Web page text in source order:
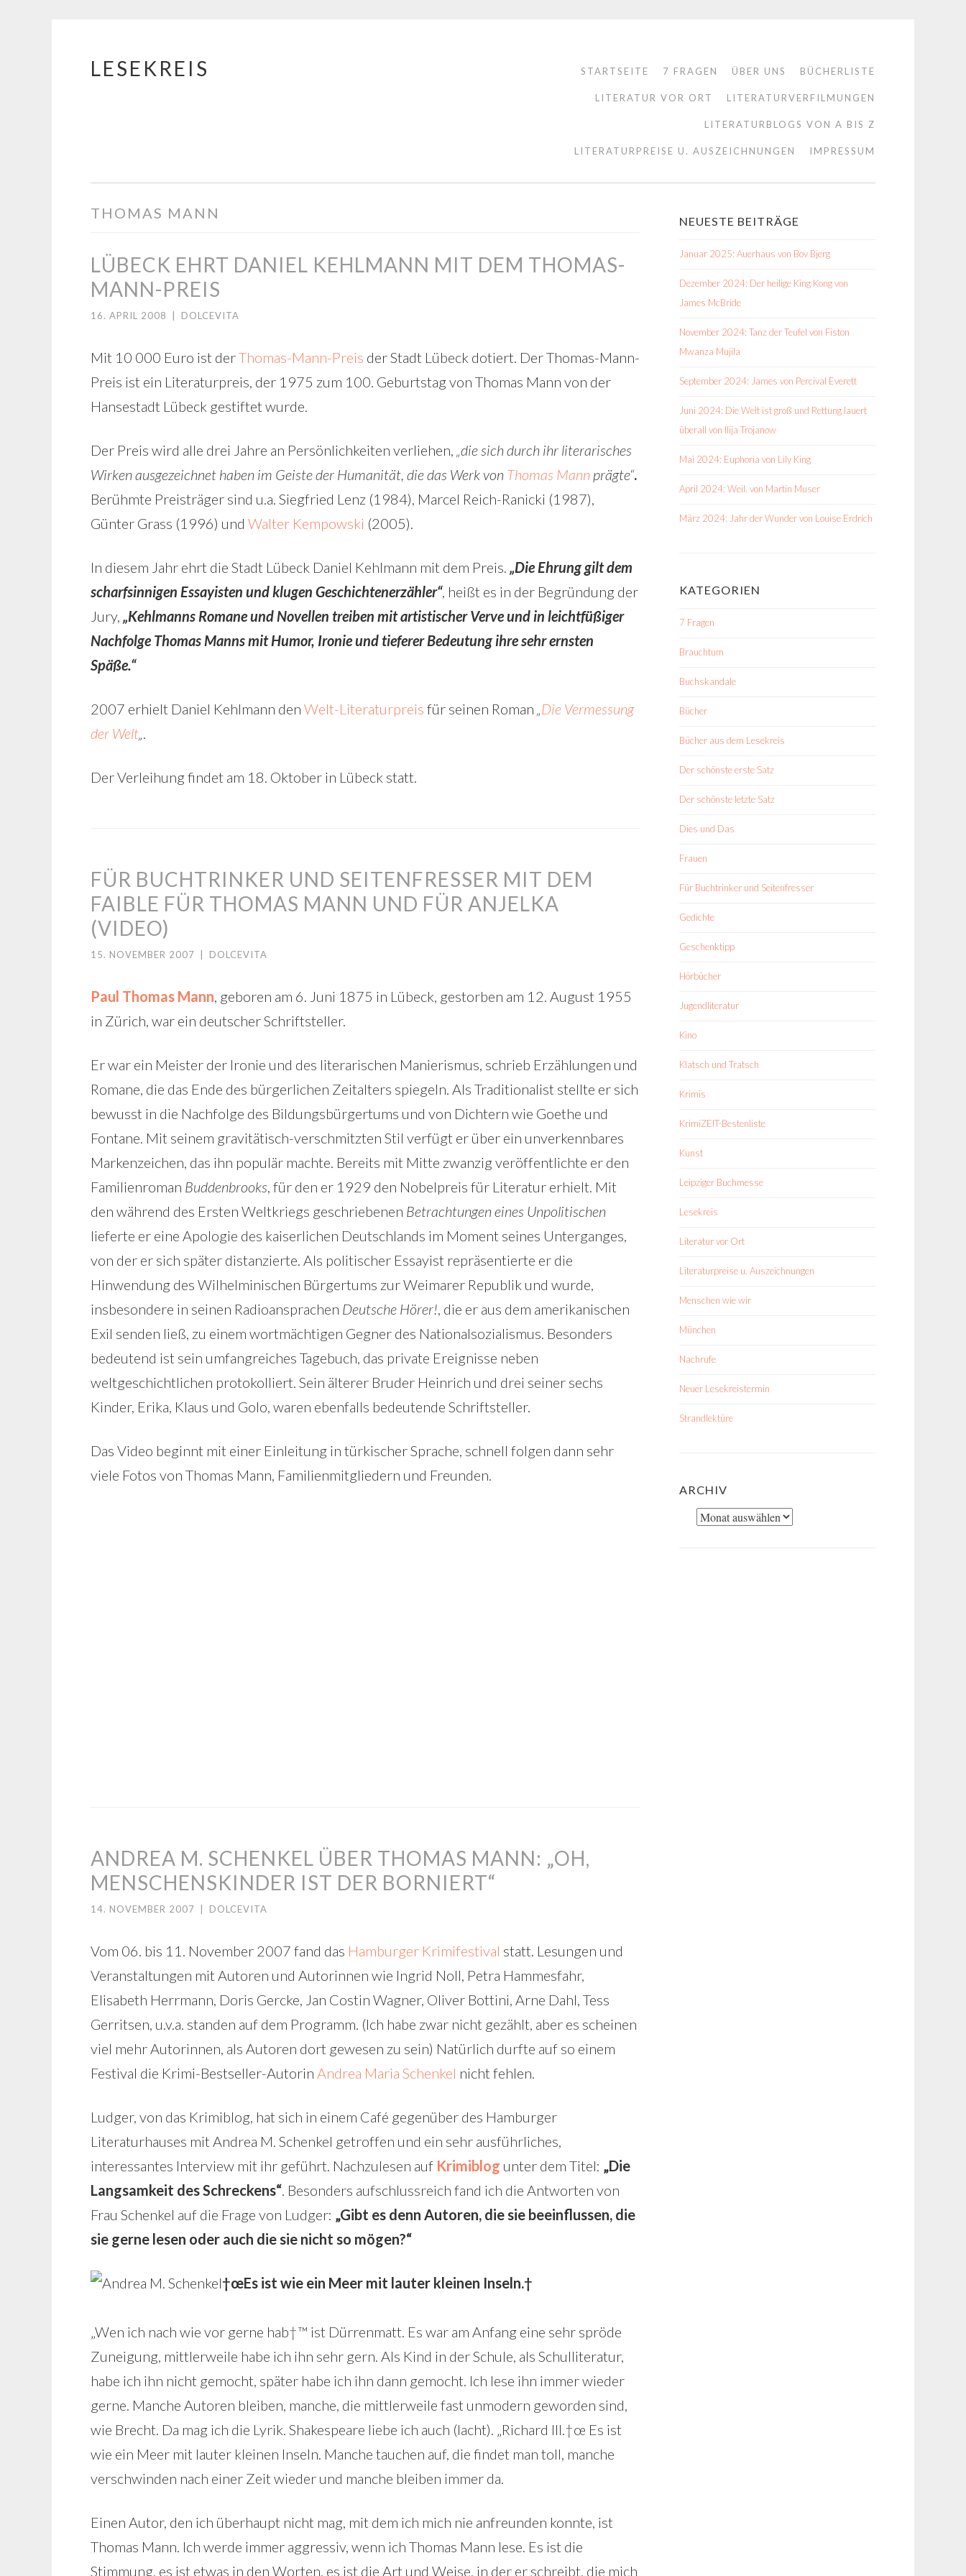
Springe
LESEKREIS STARTSEITE 7 FRAGEN ÜBER UNS BÜCHERLISTE
LITERATUR VOR ORT LITERATURVERFILMUNGEN
LITERATURBLOGS VON A BIS Z
LITERATURPREISE U. AUSZEICHNUNGEN IMPRESSUM
THOMAS MANN
LÜBECK EHRT DANIEL KEHLMANN MIT DEM THOMAS-
MANN-PREIS
16. APRIL 2008 DOLCEVITA
Mit 10 000 Euro ist derThomas-Mann-Preis der Stadt Lübeck dotiert. Der Thomas-Mann-
Preis ist ein Literaturpreis, der 1975 zum 100. Geburtstag von Thomas Mann von der
Hansestadt Lübeck gestiftet wurde.
Der Preis wird alle drei Jahre an Persönlichkeiten verliehen, „die sich durch ihr literarisches
Wirken ausgezeichnet haben im Geiste der Humanität, die das Werk von Thomas Mann prägte“.
Berühmte Preisträger sind u.a. Siegfried Lenz (1984), Marcel Reich-Ranicki (1987),
Günter Grass (1996) und Walter Kempowski (2005).
In diesem Jahr ehrt die Stadt Lübeck Daniel Kehlmann mit dem Preis. „Die Ehrung gilt dem
scharfsinnigen Essayisten und klugen Geschichtenerzähler“, heißt es in der Begründung der
Jury, „Kehlmanns Romane und Novellen treiben mit artistischer Verve und in leichtfüßiger
Nachfolge Thomas Manns mit Humor, Ironie und tieferer Bedeutung ihre sehr ernsten
Späße.“
2007 erhielt Daniel Kehlmann den Welt-Literaturpreis für seinen Roman „Die Vermessung
der Welt„.
Der Verleihung findet am 18. Oktober in Lübeck statt.
FÜR BUCHTRINKER UND SEITENFRESSER MIT DEM
FAIBLE FÜR THOMAS MANN UND FÜR ANJELKA
(VIDEO)
15. NOVEMBER 2007 DOLCEVITA
Paul Thomas Mann, geboren am 6. Juni 1875 in Lübeck, gestorben am 12. August 1955
in Zürich, war ein deutscher Schriftsteller.
Er war ein Meister der Ironie und des literarischen Manierismus, schrieb Erzählungen und
Romane, die das Ende des bürgerlichen Zeitalters spiegeln. Als Traditionalist stellte er sich
bewusst in die Nachfolge des Bildungsbürgertums und von Dichtern wie Goethe und
Fontane. Mit seinem gravitätisch-verschmitzten Stil verfügt er über ein unverkennbares
Markenzeichen, das ihn populär machte. Bereits mit Mitte zwanzig veröffentlichte er den
Familienroman Buddenbrooks, für den er 1929 den Nobelpreis für Literatur erhielt. Mit
den während des Ersten Weltkriegs geschriebenen Betrachtungen eines Unpolitischen
lieferte er eine Apologie des kaiserlichen Deutschlands im Moment seines Unterganges,
von der er sich später distanzierte. Als politischer Essayist repräsentierte er die
Hinwendung des Wilhelminischen Bürgertums zur Weimarer Republik und wurde,
insbesondere in seinen Radioansprachen Deutsche Hörer!, die er aus dem amerikanischen
Exil senden ließ, zu einem wortmächtigen Gegner des Nationalsozialismus. Besonders
bedeutend ist sein umfangreiches Tagebuch, das private Ereignisse neben
weltgeschichtlichen protokolliert. Sein älterer Bruder Heinrich und drei seiner sechs
Kinder, Erika, Klaus und Golo, waren ebenfalls bedeutende Schriftsteller.
Das Video beginnt mit einer Einleitung in türkischer Sprache, schnell folgen dann sehr
viele Fotos von Thomas Mann, Familienmitgliedern und Freunden.
ANDREA M. SCHENKEL ÜBER THOMAS MANN: „OH,
MENSCHENSKINDER IST DER BORNIERT“
14. NOVEMBER 2007 DOLCEVITA
Vom 06. bis 11. November 2007 fand das Hamburger Krimifestival statt. Lesungen und
Veranstaltungen mit Autoren und Autorinnen wie Ingrid Noll, Petra Hammesfahr,
Elisabeth Herrmann, Doris Gercke, Jan Costin Wagner, Oliver Bottini, Arne Dahl, Tess
Gerritsen, u.v.a. standen auf dem Programm. (Ich habe zwar nicht gezählt, aber es scheinen
viel mehr Autorinnen, als Autoren dort gewesen zu sein) Natürlich durfte auf so einem
Festival die Krimi-Bestseller-Autorin Andrea Maria Schenkel nicht fehlen.
Ludger, von das Krimiblog, hat sich in einem Café gegenüber des Hamburger
Literaturhauses mit Andrea M. Schenkel getroffen und ein sehr ausführliches,
interessantes Interview mit ihr geführt. Nachzulesen auf Krimiblog unter dem Titel: „Die
Langsamkeit des Schreckens“. Besonders aufschlussreich fand ich die Antworten von
Frau Schenkel auf die Frage von Ludger: „Gibt es denn Autoren, die sie beeinflussen, die
sie gerne lesen oder auch die sie nicht so mögen?“
†œEs ist wie ein Meer mit lauter kleinen Inseln.†
„Wen ich nach wie vor gerne hab†™ ist Dürrenmatt. Es war am Anfang eine sehr spröde
Zuneigung, mittlerweile habe ich ihn sehr gern. Als Kind in der Schule, als Schulliteratur,
habe ich ihn nicht gemocht, später habe ich ihn dann gemocht. Ich lese ihn immer wieder
gerne. Manche Autoren bleiben, manche, die mittlerweile fast unmodern geworden sind,
wie Brecht. Da mag ich die Lyrik. Shakespeare liebe ich auch (lacht). „Richard III.†œ Es ist
wie ein Meer mit lauter kleinen Inseln. Manche tauchen auf, die findet man toll, manche
verschwinden nach einer Zeit wieder und manche bleiben immer da.
Einen Autor, den ich überhaupt nicht mag, mit dem ich mich nie anfreunden konnte, ist
Thomas Mann. Ich werde immer aggressiv, wenn ich Thomas Mann lese. Es ist die
Stimmung, es ist etwas in den Worten, es ist die Art und Weise, in der er schreibt, die mich
NEUESTE BEITRÄGE
Januar 2025: Auerhaus von Bov Bjerg
Dezember 2024: Der heilige King Kong von
James McBride
November 2024: Tanz der Teufel von Fiston
Mwanza Mujila
September 2024: James von Percival Everett
Juni 2024: Die Welt ist groß und Rettung lauert
überall von Ilija Trojanow
Mai 2024: Euphoria von Lily King
April 2024: Weil. von Martin Muser
März 2024: Jahr der Wunder von Louise Erdrich
KATEGORIEN
7 Fragen
Brauchtum
Buchskandale
Bücher
Bücher aus dem Lesekreis
Der schönste erste Satz
Der schönste letzte Satz
Dies und Das
Frauen
Für Buchtrinker und Seitenfresser
Gedichte
Geschenktipp
Hörbücher
Jugendliteratur
Kino
Klatsch und Tratsch
Krimis
KrimiZEIT-Bestenliste
Kunst
Leipziger Buchmesse
Lesekreis
Literatur vor Ort
Literaturpreise u. Auszeichnungen
Menschen wie wir
München
Nachrufe
Neuer Lesekreistermin
Strandlektüre
ARCHIV
Archiv